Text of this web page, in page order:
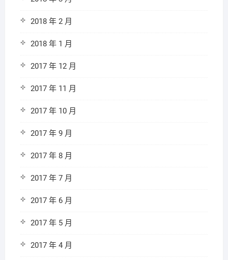
2018 年 2 月
2018 年 1 月
2017 年 12 月
2017 年 11 月
2017 年 10 月
2017 年 9 月
2017 年 8 月
2017 年 7 月
2017 年 6 月
2017 年 5 月
2017 年 4 月